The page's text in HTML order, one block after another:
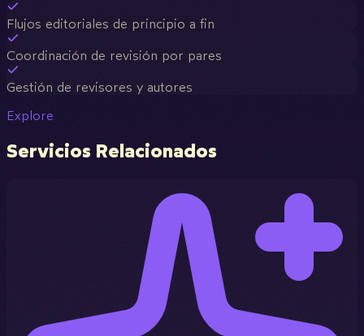
Flujos editoriales de principio a fin
Coordinación de revisión por pares
Gestión de revisores y autores
Explore
Servicios Relacionados